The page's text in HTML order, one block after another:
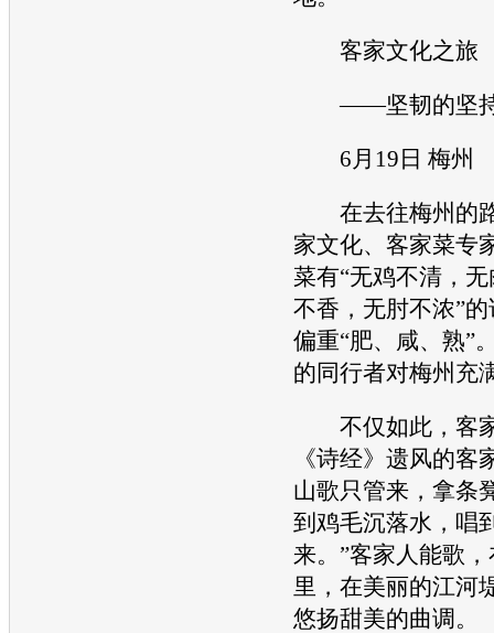
客家文化之旅
——坚韧的坚
6月19日 梅州
在去往梅州的
家文化、客家菜专
菜有“无鸡不清，
不香，无肘不浓”
偏重“肥、咸、熟”
的同行者对梅州充
不仅如此，客
《诗经》遗风的客
山歌只管来，拿条
到鸡毛沉落水，唱
来。”客家人能歌
里，在美丽的江河
悠扬甜美的曲调。